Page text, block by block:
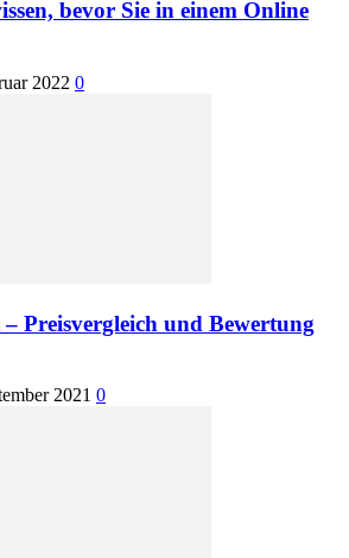
bevor Sie in einem Online
2022 0
Preisvergleich und Bewertung
2021 0